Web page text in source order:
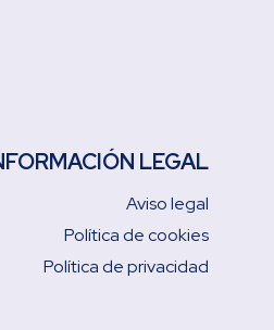
LEGAL
Aviso legal
Política de cookies
Política de privacidad